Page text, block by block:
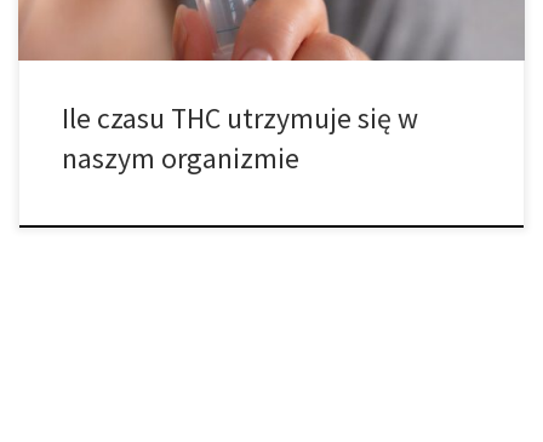
Ile czasu THC utrzymuje się w
naszym organizmie